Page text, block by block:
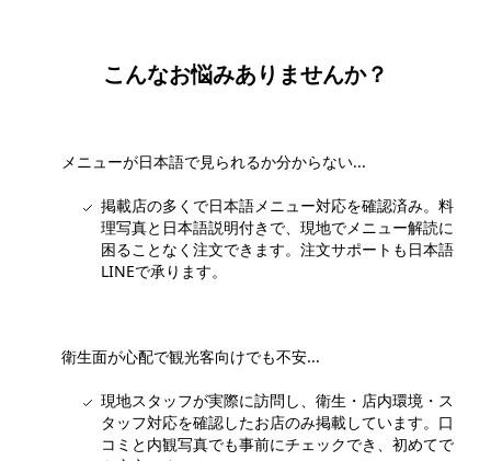
こんなお悩みありませんか？
メニューが日本語で見られるか分からない...
掲載店の多くで日本語メニュー対応を確認済み。料
理写真と日本語説明付きで、現地でメニュー解読に
困ることなく注文できます。注文サポートも日本語
LINEで承ります。
衛生面が心配で観光客向けでも不安...
現地スタッフが実際に訪問し、衛生・店内環境・ス
タッフ対応を確認したお店のみ掲載しています。口
コミと内観写真でも事前にチェックでき、初めてで